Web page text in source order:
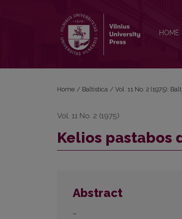
HOME
Home / Baltistica / Vol. 11 No. 2 (1975):
Vol. 11 No. 2 (1975)
Kelios pastabos
Abstract
–